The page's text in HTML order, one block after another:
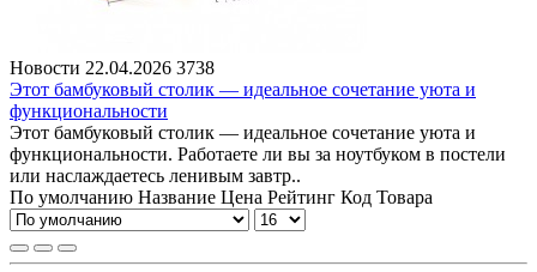
Новости 22.04.2026 3738
Этот бамбуковый столик — идеальное сочетание уюта и
функциональности
Этот бамбуковый столик — идеальное сочетание уюта и
функциональности. Работаете ли вы за ноутбуком в постели
или наслаждаетесь ленивым завтр..
По умолчанию Название Цена Рейтинг Код Товара